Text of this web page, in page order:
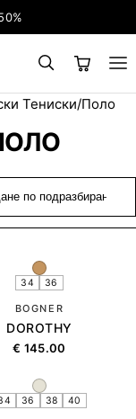
ТЪРСЕНЕ ×
Тениски/Поло
34 36
BOGNER
DOROTHY
€ 145.00
36 38 40